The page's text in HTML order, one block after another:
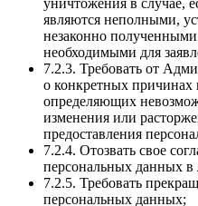
уничтожения в случае,
являются неполными,
незаконно
необходимыми для
7.2.3. Требовать от
о конкретных причинах
определяющих
изменения или
предоставления
7.2.4. Отозвать свое
персональных данных
7.2.5. Требовать
персональных данных;